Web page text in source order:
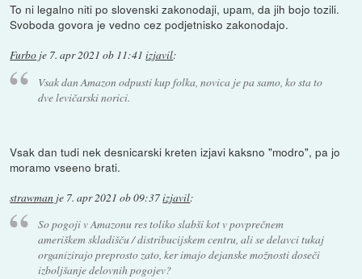
To ni legalno niti po slovenski zakonodaji, upam, da jih bojo tozili.
Svoboda govora je vedno cez podjetnisko zakonodajo.
Furbo je 7. apr 2021 ob 11:41 izjavil:
Vsak dan Amazon odpusti kup folka, novica je pa samo, ko sta to
dve levičarski norici.
Vsak dan tudi nek desnicarski kreten izjavi kaksno "modro", pa jo
moramo vseeno brati.
strawman je 7. apr 2021 ob 09:37izjavil:
So pogoji v Amazonu res toliko slabši kot v povprečnem
ameriškem skladišču / distribucijskem centru, ali se delavci tukaj
organizirajo preprosto zato, ker imajo dejanske možnosti doseči
izboljšanje delovnih pogojev?